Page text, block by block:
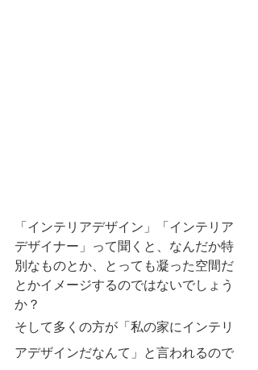
「インテリアデザイン」「インテリア
デザイナー」って聞くと、なんだか特
別なものとか、とっても凝った空間だ
とかイメージするのではないでしょう
か？
そして多くの方が「私の家にインテリ
アデザインだなんて」と言われるので